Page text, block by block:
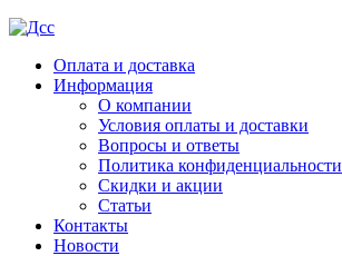
Оплата и доставка
Информация
О компании
Условия оплаты и доставки
Вопросы и ответы
Политика конфиденциальности
Скидки и акции
Статьи
Контакты
Новости